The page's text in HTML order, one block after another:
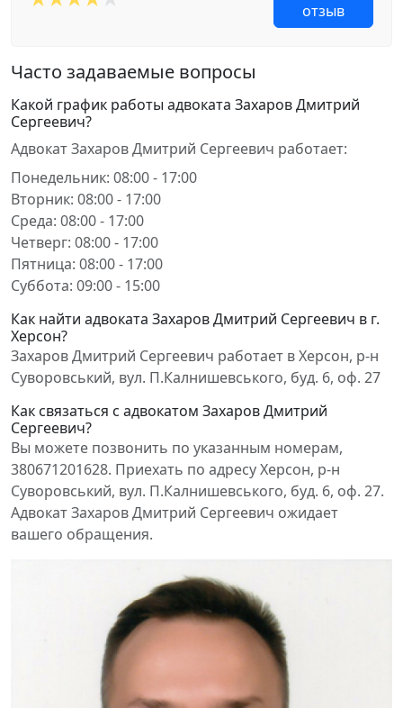
отзыв
Часто задаваемые вопросы
Какой график работы адвоката Захаров Дмитрий
Сергеевич?
Адвокат Захаров Дмитрий Сергеевич работает:
Понедельник: 08:00 - 17:00
Вторник: 08:00 - 17:00
Среда: 08:00 - 17:00
Четверг: 08:00 - 17:00
Пятница: 08:00 - 17:00
Суббота: 09:00 - 15:00
Как найти адвоката Захаров Дмитрий Сергеевич в г.
Херсон?
Захаров Дмитрий Сергеевич работает в Херсон, р-н
Суворовський, вул. П.Калнишевського, буд. 6, оф. 27
Как связаться с адвокатом Захаров Дмитрий
Сергеевич?
Вы можете позвонить по указанным номерам,
380671201628. Приехать по адресу Херсон, р-н
Суворовський, вул. П.Калнишевського, буд. 6, оф. 27.
Адвокат Захаров Дмитрий Сергеевич ожидает
вашего обращения.